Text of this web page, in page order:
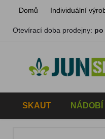
Domů Individuální
Otevírací doba prodejny: po
SKAUT NÁDOBÍ